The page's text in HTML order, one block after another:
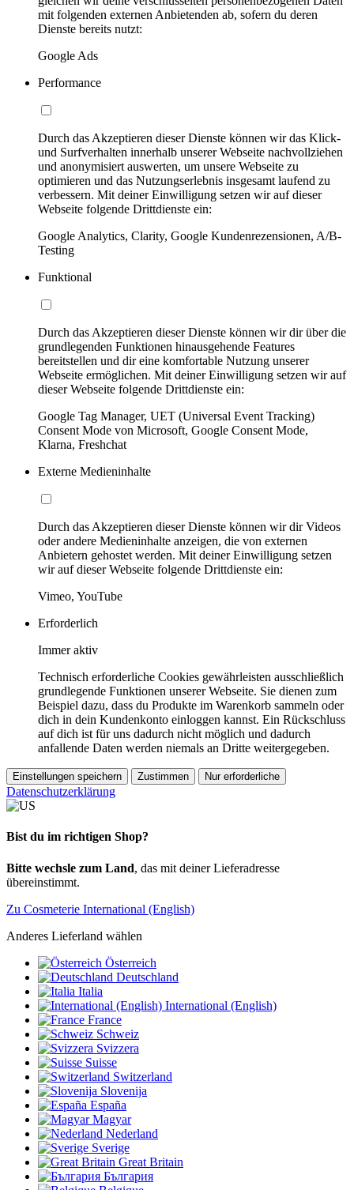
mit folgenden externen Anbietenden ab, sofern du deren
Dienste bereits nutzt:
Google Ads
Performance
Durch das Akzeptieren dieser Dienste können wir das Klick-
und Surfverhalten innerhalb unserer Webseite nachvollziehen
und anonymisiert auswerten, um unsere Webseite zu
optimieren und das Nutzungserlebnis insgesamt laufend zu
verbessern. Mit deiner Einwilligung setzen wir auf dieser
Webseite folgende Drittdienste ein:
Google Analytics, Clarity, Google Kundenrezensionen, A/B-
Testing
Funktional
Durch das Akzeptieren dieser Dienste können wir dir über die
grundlegenden Funktionen hinausgehende Features
bereitstellen und dir eine komfortable Nutzung unserer
Webseite ermöglichen. Mit deiner Einwilligung setzen wir auf
dieser Webseite folgende Drittdienste ein:
Google Tag Manager, UET (Universal Event Tracking)
Consent Mode von Microsoft, Google Consent Mode,
Klarna, Freshchat
Externe Medieninhalte
Durch das Akzeptieren dieser Dienste können wir dir Videos
oder andere Medieninhalte anzeigen, die von externen
Anbietern gehostet werden. Mit deiner Einwilligung setzen
wir auf dieser Webseite folgende Drittdienste ein:
Vimeo, YouTube
Erforderlich
Immer aktiv
Technisch erforderliche Cookies gewährleisten ausschließlich
grundlegende Funktionen unserer Webseite. Sie dienen zum
Beispiel dazu, dass du Produkte im Warenkorb sammeln oder
dich in dein Kundenkonto einloggen kannst. Ein Rückschluss
auf dich ist für uns dadurch nicht möglich und dadurch
anfallende Daten werden niemals an Dritte weitergegeben.
Einstellungen speichern Zustimmen Nur erforderliche
Datenschutzerklärung
Bist du im richtigen Shop?
Bitte wechsle zum Land, das mit deiner Lieferadresse
übereinstimmt.
Zu Cosmeterie International (English)
Anderes Lieferland wählen
Österreich
Deutschland
Italia
International (English)
France
Schweiz
Svizzera
Suisse
Switzerland
Slovenija
España
Magyar
Nederland
Sverige
Great Britain
България